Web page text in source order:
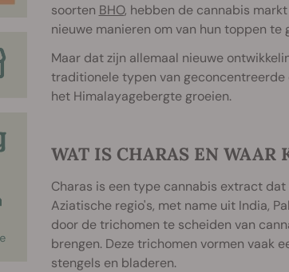
soorten BHO, hebben de cannabis
nieuwe manieren om van hun toppen te
Maar dat zijn allemaal nieuwe
traditionele typen van geconcentreerde
het Himalayagebergte groeien.
WAT IS CHARAS EN WAAR
Charas is een type cannabis extract
Aziatische regio's, met name uit India,
door de trichomen te scheiden van
brengen. Deze trichomen vormen vaak
stengels en bladeren.